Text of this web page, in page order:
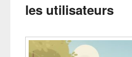
les utilisateurs